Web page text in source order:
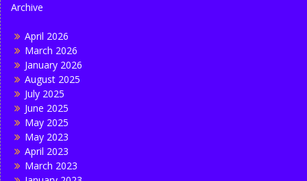
Archive
April 2026
March 2026
January 2026
August 2025
July 2025
June 2025
May 2025
May 2023
April 2023
March 2023